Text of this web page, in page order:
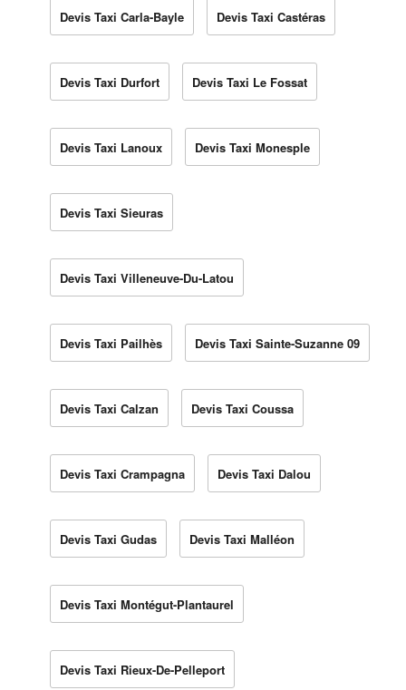
Devis Taxi Carla-Bayle Devis Taxi Castéras
Devis Taxi Durfort Devis Taxi Le Fossat
Devis Taxi Lanoux Devis Taxi Monesple
Devis Taxi Sieuras
Devis Taxi Villeneuve-Du-Latou
Devis Taxi Pailhès Devis Taxi Sainte-Suzanne 09
Devis Taxi Calzan Devis Taxi Coussa
Devis Taxi Crampagna Devis Taxi Dalou
Devis Taxi Gudas Devis Taxi Malléon
Devis Taxi Montégut-Plantaurel
Devis Taxi Rieux-De-Pelleport